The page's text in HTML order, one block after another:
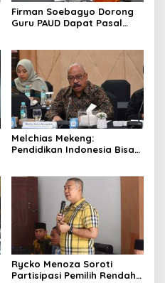
Firman Soebagyo Dorong
Guru PAUD Dapat Pasal
Melchias Mekeng:
Pendidikan Indonesia Bisa
Rycko Menoza Soroti
Partisipasi Pemilih Rendah